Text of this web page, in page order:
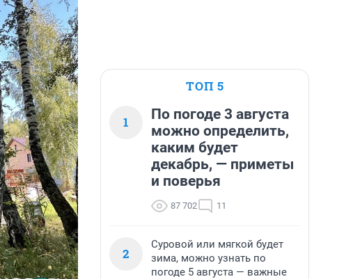
ТОП 5
1
По погоде 3 августа
можно определить,
каким будет
декабрь, — приметы
и поверья
87 702 11
2
Суровой или мягкой будет
зима, можно узнать по
погоде 5 августа — важные